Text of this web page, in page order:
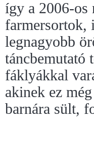
így a 2006-os
farmersortok,
legnagyobb
táncbemutató
fáklyákkal
akinek ez
barnára sült,